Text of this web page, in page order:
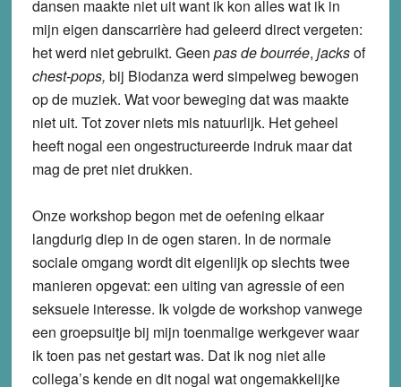
dansen maakte niet uit want ik kon alles wat ik in
mijn eigen danscarrière had geleerd direct vergeten:
het werd niet gebruikt. Geen pas de bourrée, jacksof
chest-pops, bij Biodanza werd simpelweg bewogen
op de muziek. Wat voor beweging dat was maakte
niet uit. Tot zover niets mis natuurlijk. Het geheel
heeft nogal een ongestructureerde indruk maar dat
mag de pret niet drukken.
Onze workshop begon met de oefening elkaar
langdurig diep in de ogen staren. In de normale
sociale omgang wordt dit eigenlijk op slechts twee
manieren opgevat: een uiting van agressie of een
seksuele interesse. Ik volgde de workshop vanwege
een groepsuitje bij mijn toenmalige werkgever waar
ik toen pas net gestart was. Dat ik nog niet alle
collega’s kende en dit nogal wat ongemakkelijke